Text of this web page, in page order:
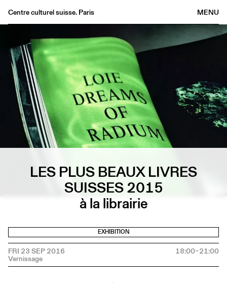
MENU
Centre culturel suisse. Paris
Bookshop
Buvette
Archives
Medias
Publications
About
FR/EN
LES PLUS BEAUX LIVRES
SUISSES 2015
à la librairie
EXHIBITION
FRI 23 SEP 2016 18:00–21:00